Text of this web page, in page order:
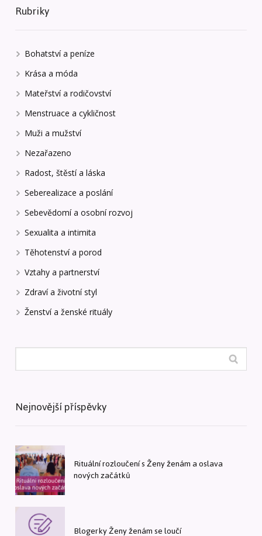
Rubriky
Bohatství a peníze
Krása a móda
Mateřství a rodičovství
Menstruace a cykličnost
Muži a mužství
Nezařazeno
Radost, štěstí a láska
Seberealizace a poslání
Sebevědomí a osobní rozvoj
Sexualita a intimita
Těhotenství a porod
Vztahy a partnerství
Zdraví a životní styl
Ženství a ženské rituály
Nejnovější příspěvky
Rituální rozloučení s Ženy ženám a oslava
nových začátků
Blogerky Ženy ženám se loučí